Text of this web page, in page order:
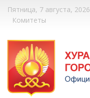
Пятница, 7 августа, 2026
Комитеты